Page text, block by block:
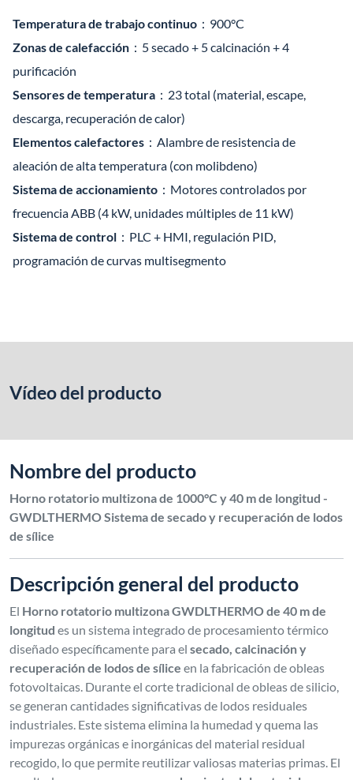
Temperatura de trabajo continuo ：900°C
Zonas de calefacción ：5 secado + 5 calcinación + 4
purificación
Sensores de temperatura ：23 total (material, escape,
descarga, recuperación de calor)
Elementos calefactores ：Alambre de resistencia de
aleación de alta temperatura (con molibdeno)
Sistema de accionamiento ：Motores controlados por
frecuencia ABB (4 kW, unidades múltiples de 11 kW)
Sistema de control ：PLC + HMI, regulación PID,
programación de curvas multisegmento
Vídeo del producto
Nombre del producto
Horno rotatorio multizona de 1000°C y 40 m de longitud -
GWDLTHERMO Sistema de secado y recuperación de lodos
de sílice
Descripción general del producto
El Horno rotatorio multizona GWDLTHERMO de 40 m de
longitud es un sistema integrado de procesamiento térmico
diseñado específicamente para el secado, calcinación y
recuperación de lodos de sílice en la fabricación de obleas
fotovoltaicas. Durante el corte tradicional de obleas de silicio,
se generan cantidades significativas de lodos residuales
industriales. Este sistema elimina la humedad y quema las
impurezas orgánicas e inorgánicas del material residual
recogido, lo que permite reutilizar valiosas materias primas. El